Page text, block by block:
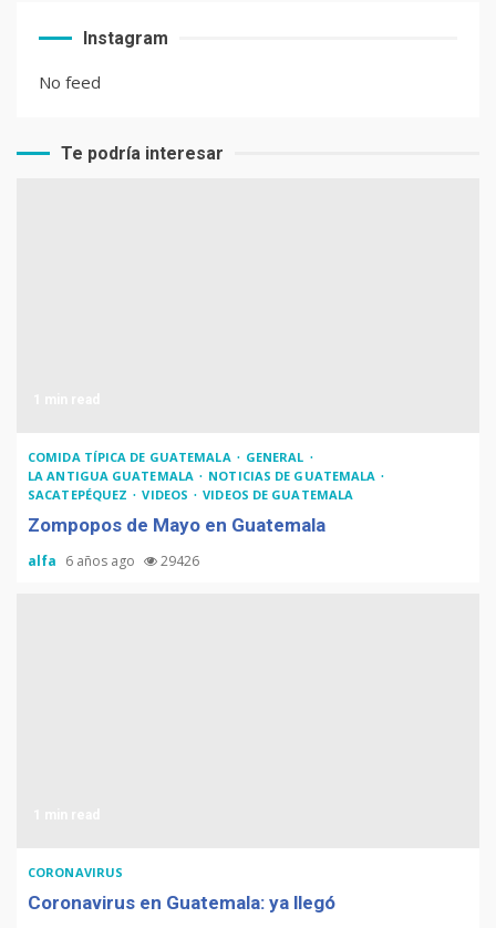
Instagram
No feed
Te podría interesar
COMIDA TÍPICA DE GUATEMALA
GENERAL
LA ANTIGUA GUATEMALA
NOTICIAS DE GUATEMALA
SACATEPÉQUEZ
VIDEOS VIDEOS DE GUATEMALA
Zompopos de Mayo en Guatemala
alfa 6 años ago 29426
CORONAVIRUS
Coronavirus en Guatemala: ya llegó